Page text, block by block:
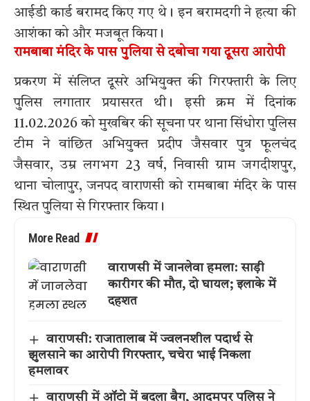
आईडी कार्ड बरामद किए गए थे। इन बरामदगी ने हत्या की
आशंका को और मजबूत किया।
रामबाबा मंदिर के पास पुलिया से दबोचा गया दूसरा आरोपी
प्रकरण में संलिप्त दूसरे अभियुक्त की गिरफ्तारी के लिए
पुलिस लगातार प्रयासरत थी। इसी क्रम में दिनांक
11.02.2026 को मुखबिर की सूचना पर थाना सिंधोरा पुलिस
टीम ने वांछित अभियुक्त प्रदीप जैसवार पुत्र फूलचंद
जैसवार, उम्र लगभग 23 वर्ष, निवासी ग्राम जगदीशपुर,
थाना चोलापुर, जनपद वाराणसी को रामबाबा मंदिर के पास
स्थित पुलिया से गिरफ्तार किया।
More Read
वाराणसी में जानलेवा हमला: साड़ी
कारीगर की मौत, दो घायल; इलाके में
दहशत
वाराणसी: राजातालाब में ज्वलनशील पदार्थ से
झुलसाने का आरोपी गिरफ्तार, चचेरा भाई निकला
हमलावर
वाराणसी में ऑटो में बदला बैग, आदमपुर पुलिस ने